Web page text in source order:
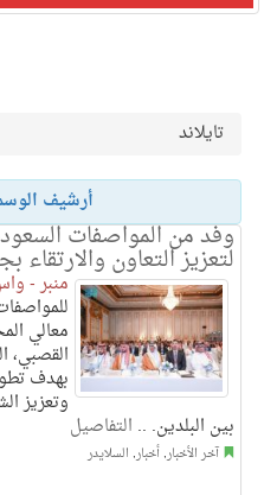
تايلاند
أرشيف
وفد من المواصفات
لتعزيز التعاون والارتقاء
منبر -
معالي
القصبي،
بهدف
وتعزيز
بين البلدين. .. التفاصيل
آخر الأخبار, أخبار, السلايدر